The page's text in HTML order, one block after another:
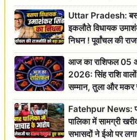
सुनवाई
Uttar Pradesh:
इकलौते विधायक
निधन ! पूर्वांचल की
बड़ा झटका, योगी ने
आज का राशिफल 05
2026: सिंह राशि
सम्मान, तुला और मकर
रहें सतर्क
Fatehpur News:
पालिका में सामग्री
सभासदों ने ईओ पर